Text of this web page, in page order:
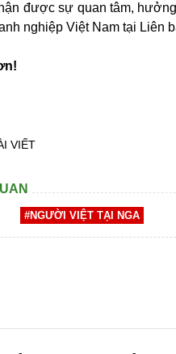
được sự quan tâm,
nghiệp Việt Nam tại Liên
VIẾT
#NGƯỜI VIỆT TẠI NGA